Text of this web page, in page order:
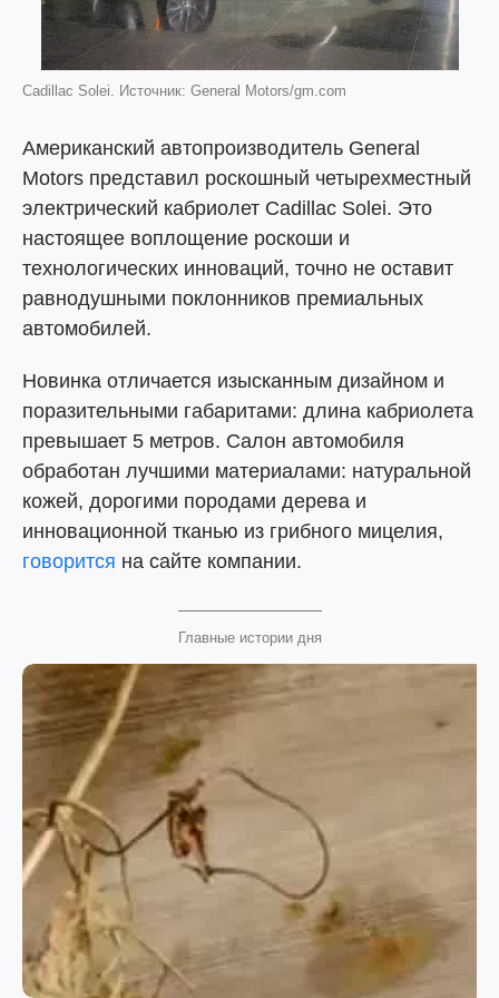
Cadillac Solei. Источник: General Motors/gm.com
Американский автопроизводитель General
Motors представил роскошный четырехместный
электрический кабриолет Cadillac Solei. Это
настоящее воплощение роскоши и
технологических инноваций, точно не оставит
равнодушными поклонников премиальных
автомобилей.
Новинка отличается изысканным дизайном и
поразительными габаритами: длина кабриолета
превышает 5 метров. Салон автомобиля
обработан лучшими материалами: натуральной
кожей, дорогими породами дерева и
инновационной тканью из грибного мицелия,
говорится на сайте компании.
Главные истории дня